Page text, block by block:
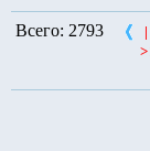
Всего: 2793
>